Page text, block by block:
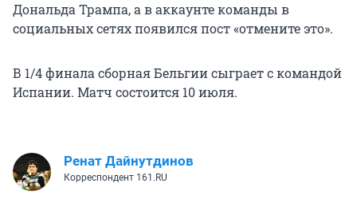
Дональда Трампа, а в аккаунте команды в
социальных сетях появился пост «отмените это».
В 1/4 финала сборная Бельгии сыграет с командой
Испании. Матч состоится 10 июля.
Ренат Дайнутдинов
Корреспондент 161.RU